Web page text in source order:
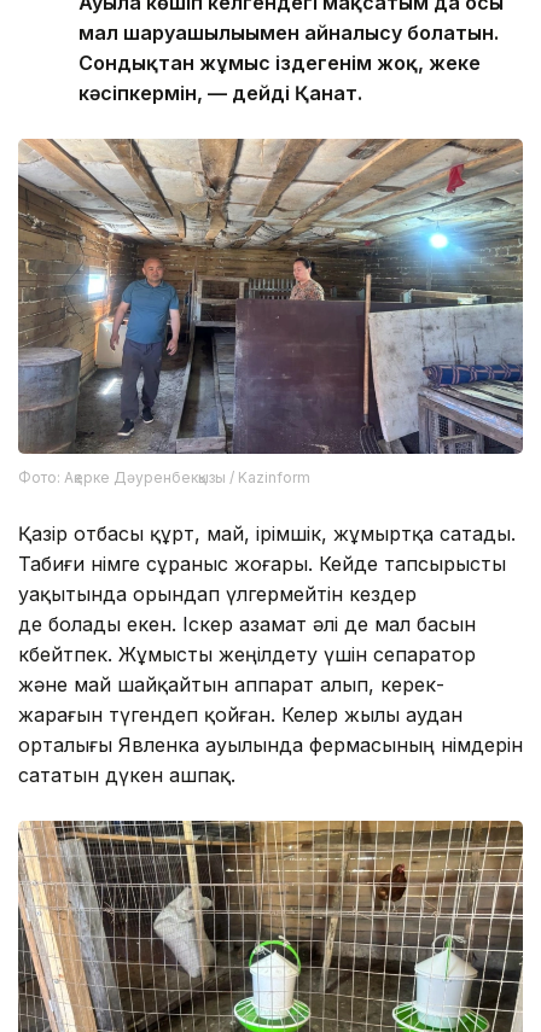
мал шаруашылығымен айналысу болатын.
Сондықтан жұмыс іздегенім жоқ, жеке
кәсіпкермін, — дейді Қанат.
Фото: Ақерке Дәуренбекқызы / Kazinform
Қазір отбасы құрт, май, ірімшік, жұмыртқа сатады.
Табиғи өнімге сұраныс жоғары. Кейде тапсырысты
уақытында орындап үлгермейтін кездер
де болады екен. Іскер азамат әлі де мал басын
көбейтпек. Жұмысты жеңілдету үшін сепаратор
және май шайқайтын аппарат алып, керек-
жарағын түгендеп қойған. Келер жылы аудан
орталығы Явленка ауылында фермасының өнімдерін
сататын дүкен ашпақ.